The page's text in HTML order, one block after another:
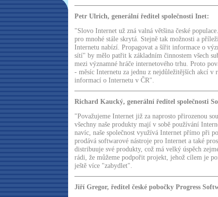
Petr Ulrich, generální ředitel společnosti Inet:
"Slovo Internet už zná valná většina české
pro mnohé stále skrytá. Stejně tak možnosti a
Internetu nabízí. Propagovat a šířit informace o
sítí" by mělo patřit k základním činnostem všech
mezi významné hráče internetového trhu. Proto
- měsíc Internetu za jednu z nejdůležitějších akcí v
informací o Internetu v ČR".
Richard Kaucký, generální ředitel společnosti
"Považujeme Internet již za naprosto přirozenou
všechny naše produkty mají v sobě používání
navíc, naše společnost využívá Internet přímo při
prodává softwarové nástroje pro Internet a také
distribuuje své produkty, což má velký úspěch
rádi, že můžeme podpořit projekt, jehož cílem je
ještě více "zabydlet".
Jiří Gregor, ředitel české pobočky Progress